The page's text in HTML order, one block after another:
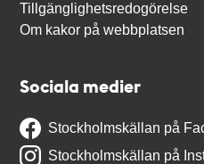
Tillgänglighetsredogörelse
Om kakor på webbplatsen
Sociala medier
Stockholmskällan på
Stockholmskällan på